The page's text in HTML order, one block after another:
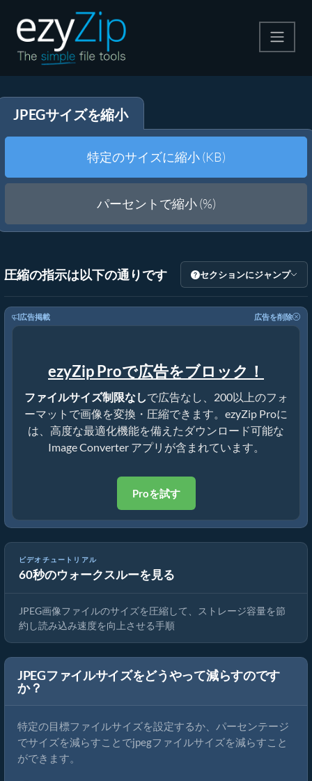
解凍する
その他のツール
JPEGサイズを縮小
特定のサイズに縮小 (KB)
パーセントで縮小 (%)
圧縮の指示は以下の通りです セクションにジャンプ
広告掲載 広告を削除
ezyZip Proで広告をブロック！
ファイルサイズ制限なしで広告なし、200以上のフォ
ーマットで画像を変換・圧縮できます。ezyZip Proに
は、高度な最適化機能を備えたダウンロード可能な
Image Converter アプリが含まれています。
Proを試す
ビデオチュートリアル
60秒のウォークスルーを見る
🖼 JPEGファイルサイズをで削減する方法
JPEG画像ファイルのサイズを圧縮して、ストレージ容量を節
約し読み込み速度を向上させる手順
JPEGファイルサイズをどうやって減らすのです
か？
特定の目標ファイルサイズを設定するか、パーセンテージ
でサイズを減らすことでjpegファイルサイズを減らすこと
ができます。